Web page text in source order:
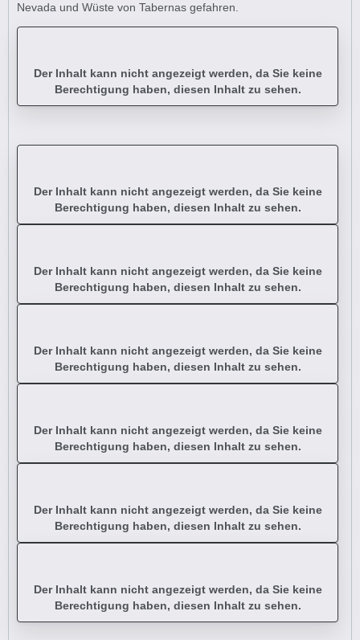
Nevada und Wüste von Tabernas gefahren.
Der Inhalt kann nicht angezeigt werden, da Sie keine
Berechtigung haben, diesen Inhalt zu sehen.
Der Inhalt kann nicht angezeigt werden, da Sie keine
Berechtigung haben, diesen Inhalt zu sehen.
Der Inhalt kann nicht angezeigt werden, da Sie keine
Berechtigung haben, diesen Inhalt zu sehen.
Der Inhalt kann nicht angezeigt werden, da Sie keine
Berechtigung haben, diesen Inhalt zu sehen.
Der Inhalt kann nicht angezeigt werden, da Sie keine
Berechtigung haben, diesen Inhalt zu sehen.
Der Inhalt kann nicht angezeigt werden, da Sie keine
Berechtigung haben, diesen Inhalt zu sehen.
Der Inhalt kann nicht angezeigt werden, da Sie keine
Berechtigung haben, diesen Inhalt zu sehen.